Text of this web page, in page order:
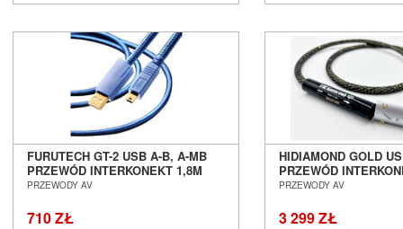
FURUTECH GT-2 USB A-B, A-MB
PRZEWÓD INTERKONEKT 1,8M
SALON POZNAŃ WROCŁAW
PRZEWODY AV
710 ZŁ
HIDIAMOND GOLD
PRZEWÓD
SALON POZNAŃ
PRZEWODY AV
3 299 ZŁ